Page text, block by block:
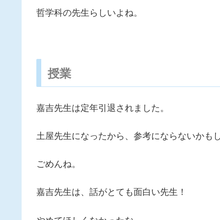
哲学科の先生らしいよね。
授業
嘉吉先生は定年引退されました。
土屋先生になったから、参考にならないかも
ごめんね。
嘉吉先生は、話がとても面白い先生！